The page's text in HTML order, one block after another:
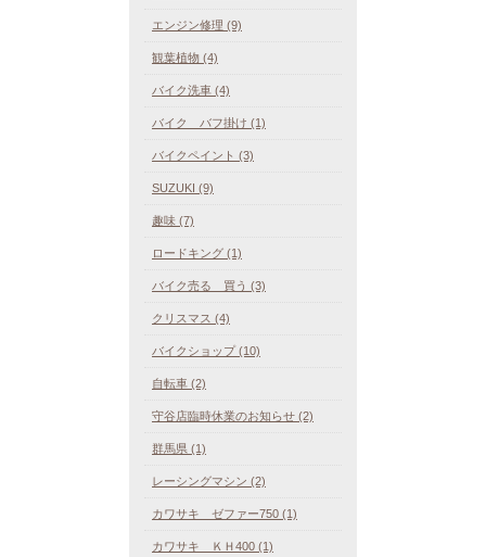
エンジン修理 (9)
観葉植物 (4)
バイク洗車 (4)
バイク バフ掛け (1)
バイクペイント (3)
SUZUKI (9)
趣味 (7)
ロードキング (1)
バイク売る 買う (3)
クリスマス (4)
バイクショップ (10)
自転車 (2)
守谷店臨時休業のお知らせ (2)
群馬県 (1)
レーシングマシン (2)
カワサキ ゼファー750 (1)
カワサキ ＫＨ400 (1)